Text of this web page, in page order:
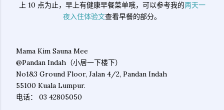
上 10 点为止，早上有健康早餐菜单哦，可以参考我的两天一
夜入住体验文查看早餐的部分。
Mama Kim Sauna Mee
@Pandan Indah（小居一下楼下）
No1&3 Ground Floor, Jalan 4/2, Pandan Indah
55100 Kuala Lumpur.
电话： 03 42805050